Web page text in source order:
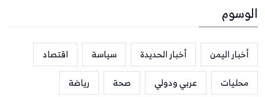
الوسوم
أخبار اليمن أخبار الحديدة سياسة
اقتصاد
محليات
عربي ودولي صحة
رياضة